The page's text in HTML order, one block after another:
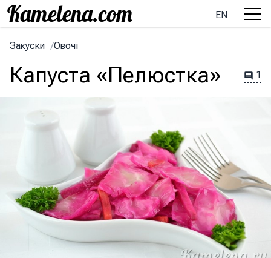
EN
Закуски /Овочі
Капуста «Пелюстка» 1